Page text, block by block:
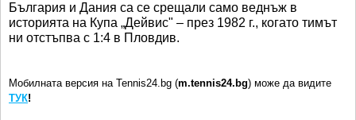
България и Дания са се срещали само веднъж в
историята на Купа „Дейвис" – през 1982 г., когато тимът
ни отстъпва с 1:4 в Пловдив.
Мобилната версия на Tennis24.bg (m.tennis24.bg) може да видите
ТУК!